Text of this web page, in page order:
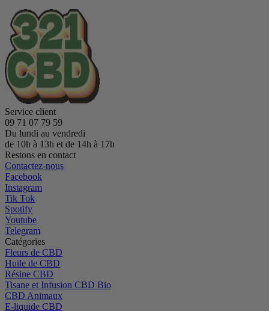
Service client
09 71 07 79 59
Du lundi au vendredi
de 10h à 13h et de 14h à 17h
Restons en contact
Contactez-nous
Facebook
Instagram
Tik Tok
Spotify
Youtube
Telegram
Catégories
Fleurs de CBD
Huile de CBD
Résine CBD
Tisane et Infusion CBD Bio
CBD Animaux
E-liquide CBD